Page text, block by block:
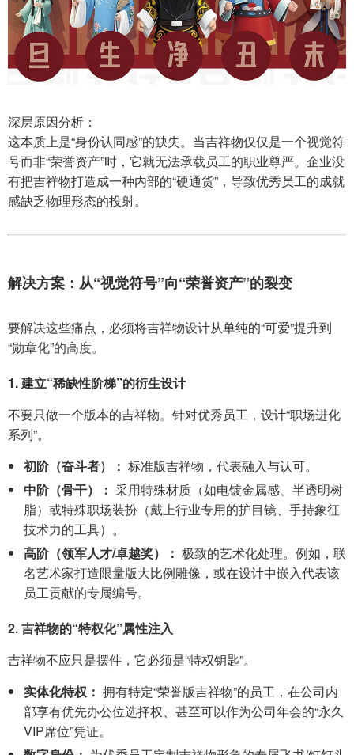
深层原因分析：
这本质上是“身份认同感”的缺失。当吉祥物仅仅是一个视觉符
号而非“荣誉资产”时，它就无法承载员工的职业尊严。企业没
有把吉祥物打造成一种内部的“硬通货”，导致优秀员工的成就
感缺乏物理形态的投射。
解决方案：从“视觉符号”向“荣誉资产”的裂变
要解决这些痛点，必须将吉祥物设计从单纯的“可爱”提升到
“勋章化”的高度。
1. 建立“稀缺性阶梯”的衍生设计
不要只做一个版本的吉祥物。针对优秀员工，设计“职场进化
系列”。
初阶（奋斗者）： 标准版吉祥物，代表融入与认可。
中阶（骨干）： 采用特殊材质（如电镀金属感、半透明树
脂）或特殊职场装扮（戴上行业专用的护目镜、手持象征
技术力的工具）。
高阶（领军人才/卓越奖）： 极致的艺术化处理。例如，联
名艺术家打造限量版大比例雕像，或在设计中嵌入代表该
员工贡献的专属编号。
2. 吉祥物的“特权化”属性注入
吉祥物不应只是摆件，它必须是“特权钥匙”。
实体化特权： 拥有特定“荣誉版吉祥物”的员工，在公司内
部享有优先办公位选择权、甚至可以作为公司年会的“永久
VIP席位”凭证。